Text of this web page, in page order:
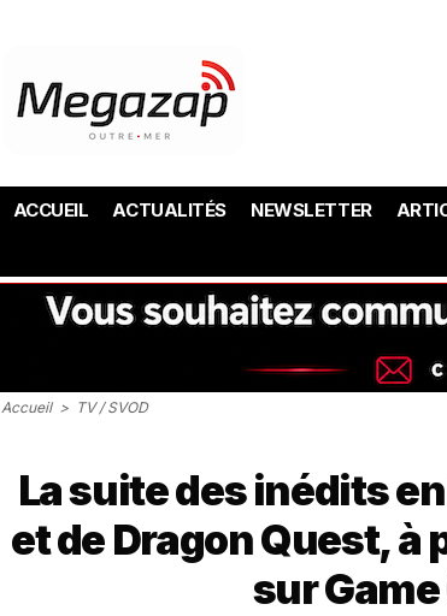
ACCUEIL ACTUALITÉS NEWSLETTER
Accueil > TV / SVOD
La suite des inédits
et de Dragon Quest, à
sur Game